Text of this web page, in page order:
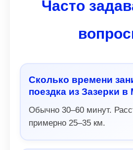
Часто
Сколько времени
поездка из Зазерки в
Обычно 30–60 минут.
примерно 25–35 км.